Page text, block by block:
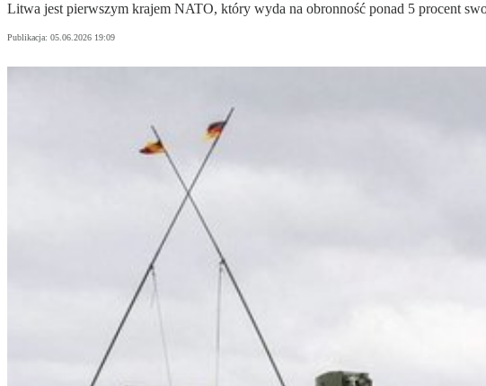
Litwa jest pierwszym krajem NATO, który wyda na obronność ponad 5 procent
Publikacja: 05.06.2026 19:09